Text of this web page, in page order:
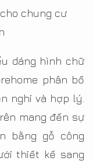
chung cư
dáng hình chữ
phân bố
nghi và hợp lý.
mang đến sự
bằng gỗ công
thiết kế sang